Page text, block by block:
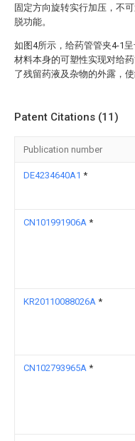
固定方向旋转实行加压，不
脱功能。
如图4所示，给药管管夹4-1
材料本身的可塑性实现对给
了残留药液及杂物的外露，
Patent Citations (11)
Publication number
DE4234640A1 *
CN101991906A *
KR20110088026A *
CN102793965A *